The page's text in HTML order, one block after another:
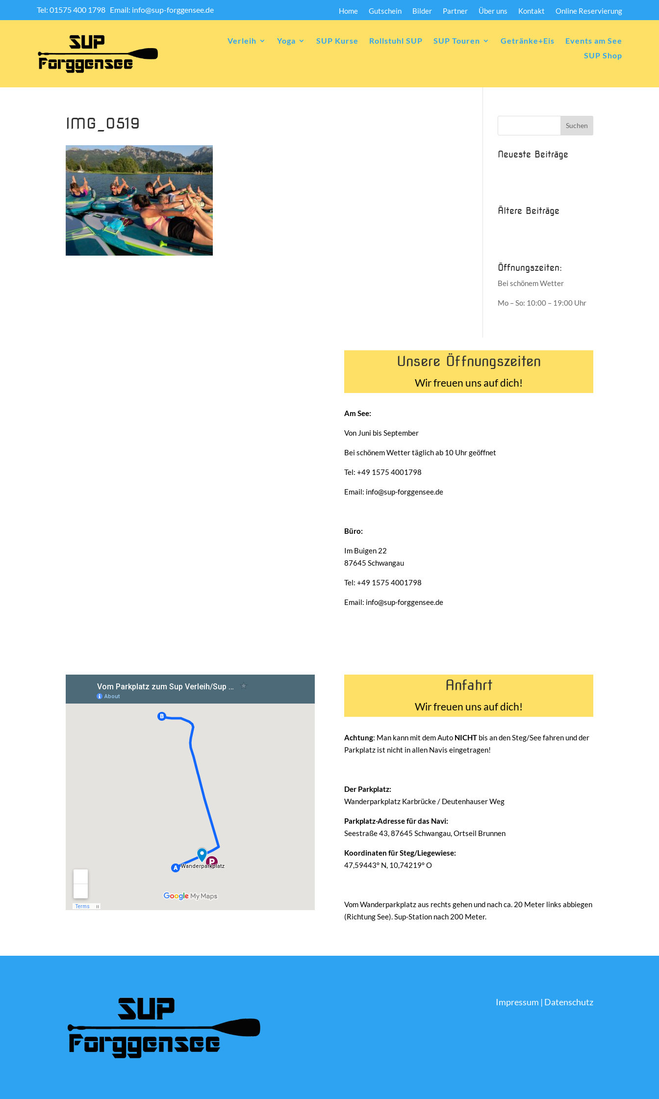
Tel: 01575 400 1798 Email: info@sup-forggensee.de Home Gutschein Bilder Partner Über uns Kontakt Online Reservierung
Verleih Yoga SUP Kurse Rollstuhl SUP SUP Touren Getränke+Eis
Events am See
SUP Shop
IMG_0519
Neueste Beiträge
Ältere Beiträge
Öffnungszeiten:
Bei schönem Wetter
Mo – So: 10:00 – 19:00 Uhr
Unsere Öffnungszeiten
Wir freuen uns auf dich!
Am See:
Von Juni bis September
Bei schönem Wetter täglich ab 10 Uhr geöffnet
Tel: +49 1575 4001798
Email: info@sup-forggensee.de
Büro:
Im Buigen 22
87645 Schwangau
Tel: +49 1575 4001798
Email: info@sup-forggensee.de
Anfahrt
Wir freuen uns auf dich!
Achtung: Man kann mit dem Auto NICHT bis an den Steg/See fahren und der
Parkplatz ist nicht in allen Navis eingetragen!
Der Parkplatz:
Wanderparkplatz Karbrücke / Deutenhauser Weg
Parkplatz-Adresse für das Navi:
Seestraße 43, 87645 Schwangau, Ortseil Brunnen
Koordinaten für Steg/Liegewiese:
47,59443° N, 10,74219° O
Vom Wanderparkplatz aus rechts gehen und nach ca. 20 Meter links abbiegen
(Richtung See). Sup-Station nach 200 Meter.
Impressum | Datenschutz